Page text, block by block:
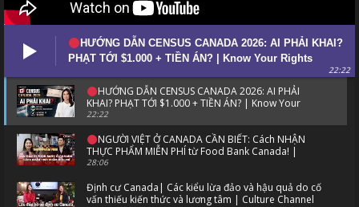
HƯỚNG DẪN CENSUS CANADA 2026: AI PHẢI KHAI?
PHẠT TỚI $1.000 + TIỀN ÁN? | Know Your Rights
22:22
HƯỚNG DẪN CENSUS CANADA 2026: AI PHẢI
KHAI? PHẠT TỚI $1.000 + TIỀN ÁN? | Know Your
Rights
22:22
NGƯỜI VIỆT Ở CANADA CẦN BIẾT: Cách NHẬN
THỰC PHẨM MIỄN PHÍ từ Food Bank Canada! |
CULTURE CHANNEL
28:06
Định cư Canada| Các kiểu lừa đảo và hậu quả do cố
vấn thiếu kiến thức và lương tâm | Culture Channel